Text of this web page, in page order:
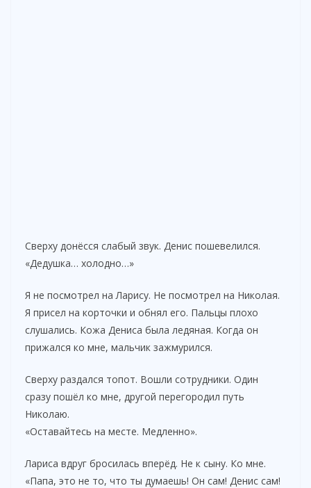
Сверху донёсся слабый звук. Денис пошевелился.
«Дедушка… холодно…»
Я не посмотрел на Ларису. Не посмотрел на Николая.
Я присел на корточки и обнял его. Пальцы плохо
слушались. Кожа Дениса была ледяная. Когда он
прижался ко мне, мальчик зажмурился.
Сверху раздался топот. Вошли сотрудники. Один
сразу пошёл ко мне, другой перегородил путь
Николаю.
«Оставайтесь на месте. Медленно».
Лариса вдруг бросилась вперёд. Не к сыну. Ко мне.
«Папа, это не то, что ты думаешь! Он сам! Денис сам!